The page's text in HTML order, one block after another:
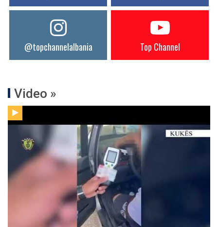
@topchannelalbania Top Channel
Video »